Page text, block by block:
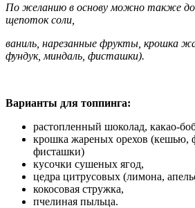
По желанию в основу можно также
щепоток соли,
ваниль, нарезанные фрукты, крошка
фундук, миндаль, фисташки).
Варианты для топпинга:
растопленный шоколад, какао-
крошка жареных орехов (кешью,
фисташки)
кусочки сушеных ягод,
цедра цитрусовых (лимона,
кокосовая стружка,
пчелиная пыльца.